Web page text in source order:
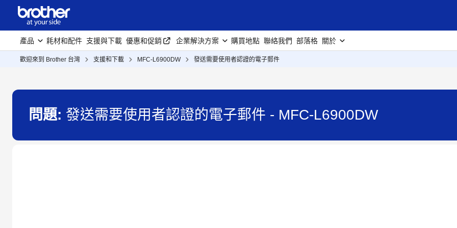
產品 耗材和配件 支援與下載 優惠和促銷 企業解決方案 購買地點 聯絡我們 部落格 關於
歡迎來到 Brother 台灣 支援和下載 MFC-L6900DW 發送需要使用者認證的電子郵件
問題: 發送需要使用者認證的電子郵件 - MFC-L6900DW